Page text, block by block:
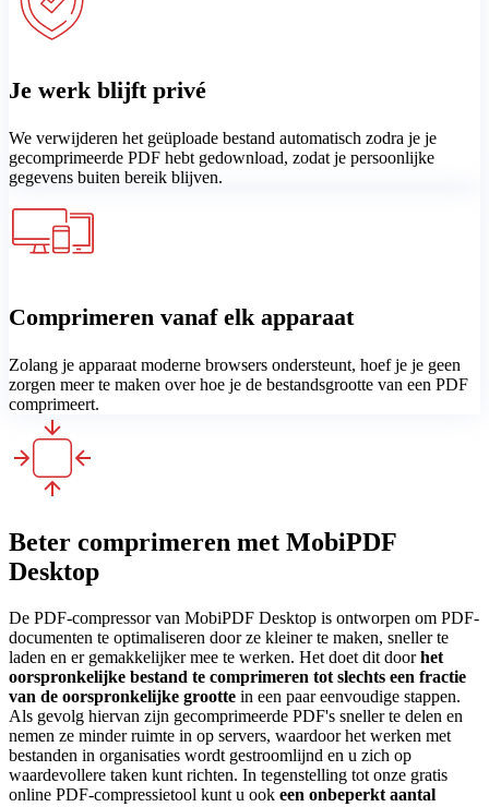
Je werk blijft privé
We verwijderen het geüploade bestand automatisch zodra je je
gecomprimeerde PDF hebt gedownload, zodat je persoonlijke
gegevens buiten bereik blijven.
Comprimeren vanaf elk apparaat
Zolang je apparaat moderne browsers ondersteunt, hoef je je geen
zorgen meer te maken over hoe je de bestandsgrootte van een PDF
comprimeert.
Beter comprimeren met MobiPDF
Desktop
De PDF-compressor van MobiPDF Desktop is ontworpen om PDF-
documenten te optimaliseren door ze kleiner te maken, sneller te
laden en er gemakkelijker mee te werken. Het doet dit doorhet
oorspronkelijke bestand te comprimeren tot slechts een fractie
van de oorspronkelijke grootte in een paar eenvoudige stappen.
Als gevolg hiervan zijn gecomprimeerde PDF's sneller te delen en
nemen ze minder ruimte in op servers, waardoor het werken met
bestanden in organisaties wordt gestroomlijnd en u zich op
waardevollere taken kunt richten. In tegenstelling tot onze gratis
online PDF-compressietool kunt u ook een onbeperkt aantal